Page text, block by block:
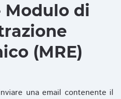
Modulo di
(MRE)
una email contenente il